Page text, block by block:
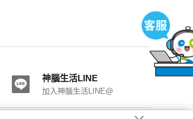
神腦生活LINE
加入神腦生活LINE@